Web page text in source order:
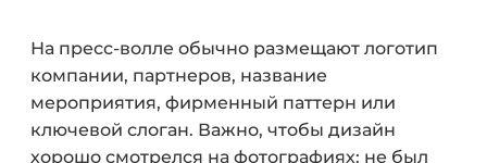
На пресс-волле обычно размещают логотип
компании, партнеров, название
мероприятия, фирменный паттерн или
ключевой слоган. Важно, чтобы дизайн
хорошо смотрелся на фотографиях: не был